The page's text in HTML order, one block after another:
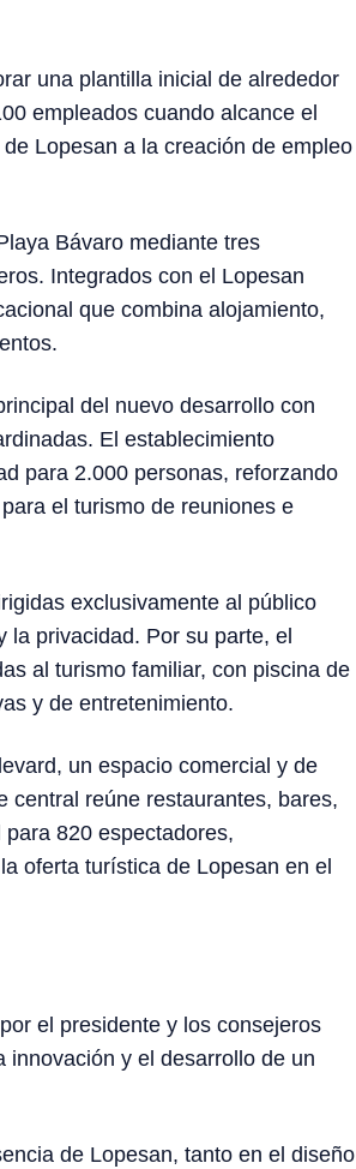
una plantilla inicial de alrededor
empleados cuando alcance el
Lopesan a la creación de empleo
Bávaro mediante tres
Integrados con el Lopesan
que combina alojamiento,
del nuevo desarrollo con
El establecimiento
para 2.000 personas, reforzando
el turismo de reuniones e
exclusivamente al público
privacidad. Por su parte, el
al turismo familiar, con piscina de
y de entretenimiento.
un espacio comercial y de
central reúne restaurantes, bares,
820 espectadores,
oferta turística de Lopesan en el
el presidente y los consejeros
innovación y el desarrollo de un
de Lopesan, tanto en el diseño